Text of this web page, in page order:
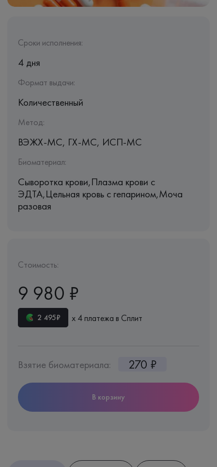
Сроки исполнения:
4 дня
Формат выдачи:
Количественный
Метод:
ВЭЖХ-МС, ГХ-МС, ИСП-МС
Биоматериал:
Сыворотка крови,Плазма крови с
ЭДТА,Цельная кровь с гепарином,Моча
разовая
Стоимость:
9 980 ₽
2 495₽ х 4 платежа в Сплит
Взятие биоматериала: 270 ₽
В корзину